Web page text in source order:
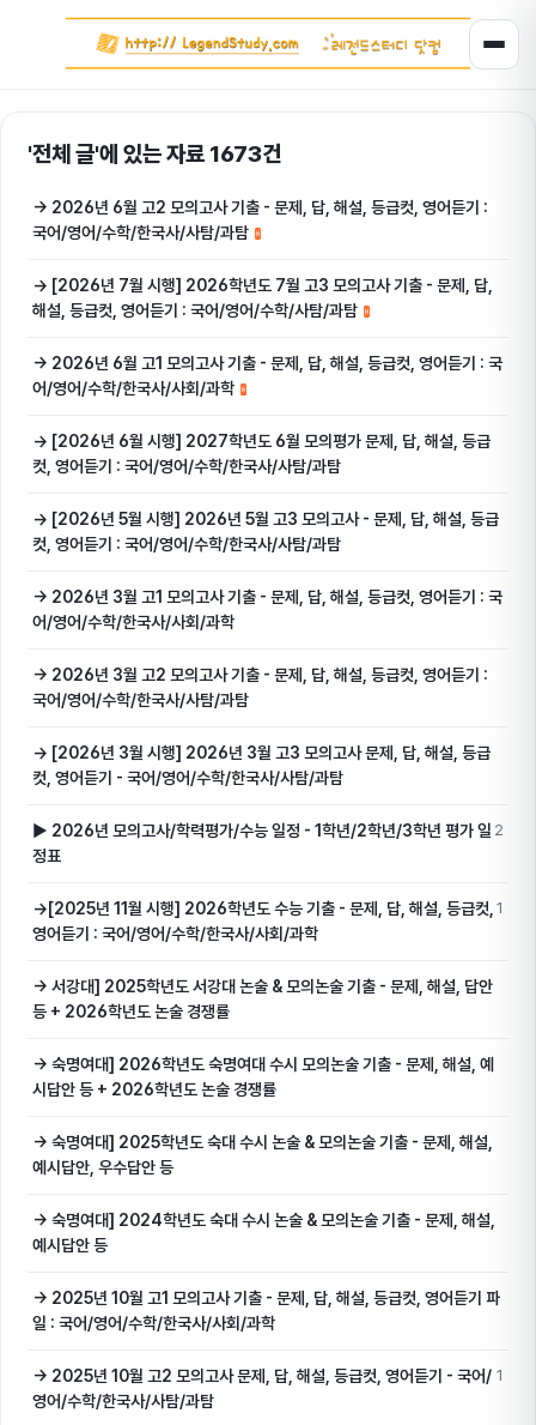
'전체 글'에 있는 자료 1673건
→ 2026년 6월 고2 모의고사 기출 - 문제, 답, 해설, 등급컷, 영어듣기 :
국어/영어/수학/한국사/사탐/과탐
→ [2026년 7월 시행] 2026학년도 7월 고3 모의고사 기출 - 문제, 답,
해설, 등급컷, 영어듣기 : 국어/영어/수학/사탐/과탐
→ 2026년 6월 고1 모의고사 기출 - 문제, 답, 해설, 등급컷, 영어듣기 : 국
어/영어/수학/한국사/사회/과학
→ [2026년 6월 시행] 2027학년도 6월 모의평가 문제, 답, 해설, 등급
컷, 영어듣기 : 국어/영어/수학/한국사/사탐/과탐
→ [2026년 5월 시행] 2026년 5월 고3 모의고사 - 문제, 답, 해설, 등급
컷, 영어듣기 : 국어/영어/수학/한국사/사탐/과탐
→ 2026년 3월 고1 모의고사 기출 - 문제, 답, 해설, 등급컷, 영어듣기 : 국
어/영어/수학/한국사/사회/과학
→ 2026년 3월 고2 모의고사 기출 - 문제, 답, 해설, 등급컷, 영어듣기 :
국어/영어/수학/한국사/사탐/과탐
→ [2026년 3월 시행] 2026년 3월 고3 모의고사 문제, 답, 해설, 등급
컷, 영어듣기 - 국어/영어/수학/한국사/사탐/과탐
▶ 2026년 모의고사/학력평가/수능 일정 - 1학년/2학년/3학년 평가 일
정표
2
→[2025년 11월 시행] 2026학년도 수능 기출 - 문제, 답, 해설, 등급컷,
영어듣기 : 국어/영어/수학/한국사/사회/과학
1
→ 서강대] 2025학년도 서강대 논술 & 모의논술 기출 - 문제, 해설, 답안
등 + 2026학년도 논술 경쟁률
→ 숙명여대] 2026학년도 숙명여대 수시 모의논술 기출 - 문제, 해설, 예
시답안 등 + 2026학년도 논술 경쟁률
→ 숙명여대] 2025학년도 숙대 수시 논술 & 모의논술 기출 - 문제, 해설,
예시답안, 우수답안 등
→ 숙명여대] 2024학년도 숙대 수시 논술 & 모의논술 기출 - 문제, 해설,
예시답안 등
→ 2025년 10월 고1 모의고사 기출 - 문제, 답, 해설, 등급컷, 영어듣기 파
일 : 국어/영어/수학/한국사/사회/과학
→ 2025년 10월 고2 모의고사 문제, 답, 해설, 등급컷, 영어듣기 - 국어/
영어/수학/한국사/사탐/과탐
1